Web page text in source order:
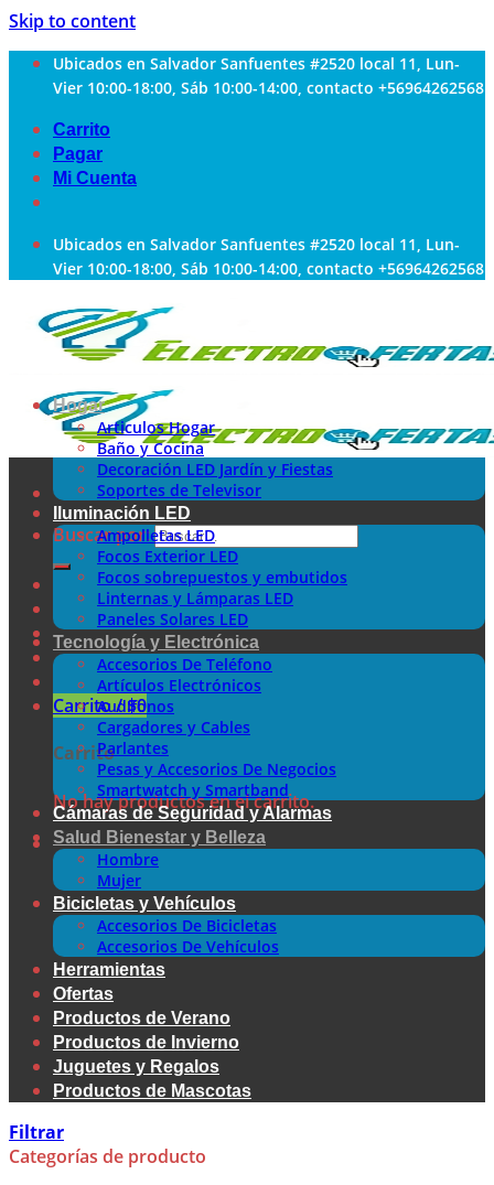
Skip to content
Ubicados en Salvador Sanfuentes #2520 local 11, Lun-
Vier 10:00-18:00, Sáb 10:00-14:00, contacto +56964262568
Carrito
Pagar
Mi Cuenta
Ubicados en Salvador Sanfuentes #2520 local 11, Lun-
Vier 10:00-18:00, Sáb 10:00-14:00, contacto +56964262568
Buscar por:
Carrito /$0
Carrito
No hay productos en el carrito.
Hogar
Articulos Hogar
Baño y Cocina
Decoración LED Jardín y Fiestas
Soportes de Televisor
Iluminación LED
Ampolletas LED
Focos Exterior LED
Focos sobrepuestos y embutidos
Linternas y Lámparas LED
Paneles Solares LED
Tecnología y Electrónica
Accesorios De Teléfono
Artículos Electrónicos
Audífonos
Cargadores y Cables
Parlantes
Pesas y Accesorios De Negocios
Smartwatch y Smartband
Cámaras de Seguridad y Alarmas
Salud Bienestar y Belleza
Hombre
Mujer
Bicicletas y Vehículos
Accesorios De Bicicletas
Accesorios De Vehículos
Herramientas
Ofertas
Productos de Verano
Productos de Invierno
Juguetes y Regalos
Productos de Mascotas
Filtrar
Categorías de producto